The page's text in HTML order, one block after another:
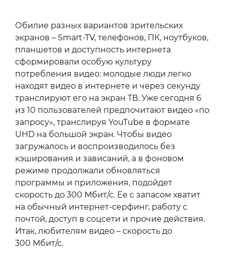
Обилие разных вариантов зрительских
экранов – Smart‑TV, телефонов, ПК, ноутбуков,
планшетов и доступность интернета
сформировали особую культуру
потребления видео: молодые люди легко
находят видео в интернете и через секунду
транслируют его на экран ТВ. Уже сегодня 6
из 10 пользователей предпочитают видео «по
запросу», транслируя YouTube в формате
UHD на большой экран. Чтобы видео
загружалось и воспроизводилось без
кэширования и зависаний, а в фоновом
режиме продолжали обновляться
программы и приложения, подойдет
скорость до 300 Мбит/с. Ее с запасом хватит
на обычный интернет-серфинг, работу с
почтой, доступ в соцсети и прочие действия.
Итак, любителям видео – скорость до
300 Мбит/с.